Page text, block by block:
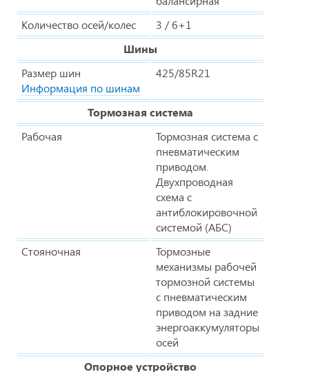
Количество осей/колес
3 / 6+1
Шины
Размер шин
Информация по шинам
425/85R21
Тормозная система
Рабочая
Тормозная система с
пневматическим
приводом.
Двухпроводная
схема с
антиблокировочной
системой (АБС)
Стояночная
Тормозные
механизмы рабочей
тормозной системы
с пневматическим
приводом на задние
энергоаккумуляторы
осей
Опорное устройство